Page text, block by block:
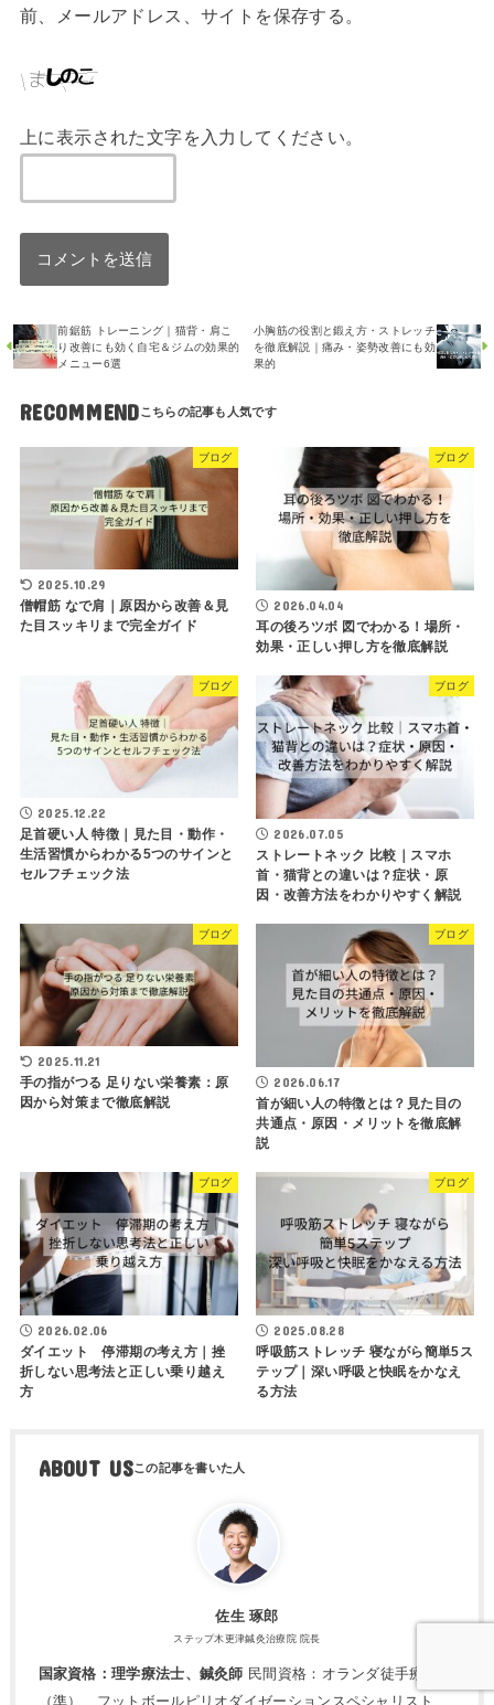
前、メールアドレス、サイトを保存する。
上に表示された文字を入力してください。
前鋸筋 トレーニング｜猫背・肩こ
り改善にも効く自宅＆ジムの効果的
メニュー6選
小胸筋の役割と鍛え方・ストレッチ
を徹底解説｜痛み・姿勢改善にも効
果的
RECOMMEND
ブログ
2025.10.29
僧帽筋 なで肩｜原因から改善＆見
た目スッキリまで完全ガイド
ブログ
2026.04.04
耳の後ろツボ 図でわかる！場所・
効果・正しい押し方を徹底解説
ブログ
2025.12.22
足首硬い人 特徴｜見た目・動作・
生活習慣からわかる5つのサインと
セルフチェック法
ブログ
2026.07.05
ストレートネック 比較｜スマホ
首・猫背との違いは？症状・原
因・改善方法をわかりやすく解説
ブログ
2025.11.21
手の指がつる 足りない栄養素：原
因から対策まで徹底解説
ブログ
2026.06.17
首が細い人の特徴とは？見た目の
共通点・原因・メリットを徹底解
説
ブログ
2026.02.06
ダイエット 停滞期の考え方｜挫
折しない思考法と正しい乗り越え
方
ブログ
2025.08.28
呼吸筋ストレッチ 寝ながら簡単5ス
テップ｜深い呼吸と快眠をかなえ
る方法
ABOUT US
佐生 琢郎
ステップ木更津鍼灸治療院 院長
国家資格：理学療法士、鍼灸師 民間資格：オランダ徒手療法士
（準）、フットボールピリオダイゼーションスペシャリスト、